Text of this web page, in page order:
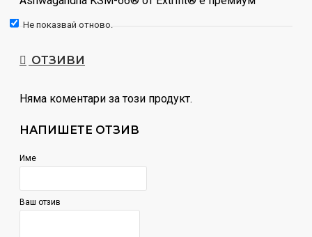
Не показвай отново.
фокус върху чистота, ефективност и доказано
качеството на суровината е решаващо. KSM-66® е:
подкрепен от множество научни изследвания
ОТЗИВИ
Няма коментари за този продукт.
НАПИШЕТЕ ОТЗИВ
Име
Ваш отзив